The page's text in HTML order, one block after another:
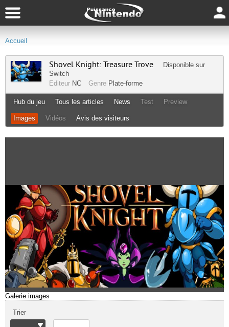
Accueil
Shovel Knight: Treasure Trove
Disponible sur
Switch
Editeur NC Genre Plate-forme
Hub du jeu Tous les articles News Test Preview
Images Vidéos Avis des visiteurs
Galerie images
Trier